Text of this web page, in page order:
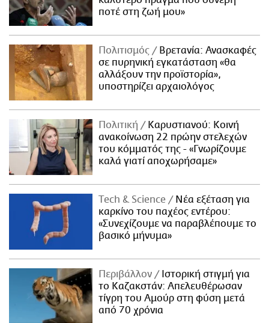
ποτέ στη ζωή μου»
Πολιτισμός
Βρετανία: Ανασκαφές
σε πυρηνική εγκατάσταση «θα
αλλάξουν την προϊστορία»,
υποστηρίζει αρχαιολόγος
Πολιτική
Καρυστιανού: Κοινή
ανακοίνωση 22 πρώην στελεχών
του κόμματός της - «Γνωρίζουμε
καλά γιατί αποχωρήσαμε»
Τech & Science
Νέα εξέταση για
καρκίνο του παχέος εντέρου:
«Συνεχίζουμε να παραβλέπουμε το
βασικό μήνυμα»
Περιβάλλον
Ιστορική στιγμή για
το Καζακστάν: Απελευθέρωσαν
τίγρη του Αμούρ στη φύση μετά
από 70 χρόνια